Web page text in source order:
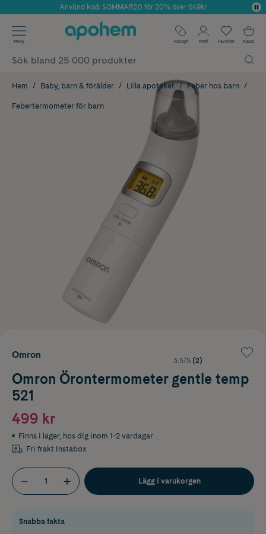
Årets Butik 2025 inom Skönhet
Använd kod: SOMMAR20 för 20% över 649kr
✓ Fri frakt
✓ Poäng på alla köp*
Meny Recept Profil Favoriter Kassa
Hem Baby, barn & förälder Lilla apoteket Feber hos barn
Febertermometer för barn
Omron
3.5/5 (2)
Omron Örontermometer gentle temp
521
499 kr
Finns i lager, hos dig inom 1-2 vardagar
Fri frakt Instabox
Lägg i varukorgen
Snabba fakta